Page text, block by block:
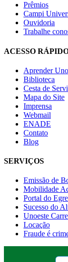
Prêmios
Campi
Ouvidoria
Trabalhe
ACESSO
Aprender
Biblioteca
Cesta de
Mapa do Site
Imprensa
Webmail
ENADE
Contato
Blog
SERVIÇOS
Emissão de
Mobilidade
Portal do
Sucesso do
Unoeste
Locação
Fraude é